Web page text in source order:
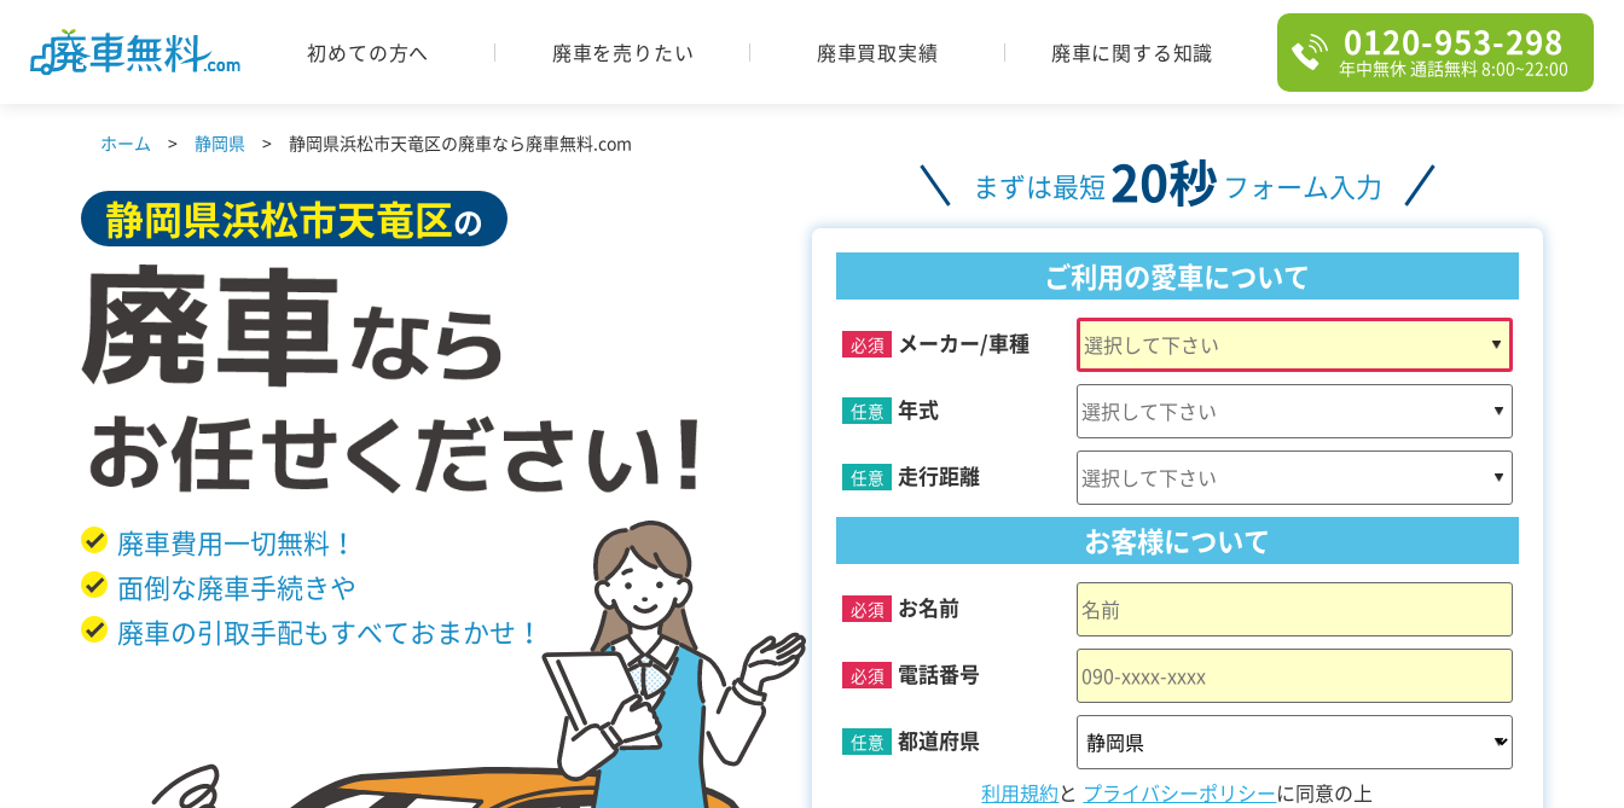
初めての方へ 廃車を売りたい 廃車買取実績 廃車に関する知識 0120-953-298
年中無休 通話無料 8:00~22:00
ホーム 静岡県 静岡県浜松市天竜区の廃車なら廃車無料.com
静岡県浜松市天竜区の
廃車費用一切無料！
面倒な廃車手続きや
廃車の引取手配もすべておまかせ！
まずは最短20秒 フォーム入力
ご利用の愛車について
メーカー/車種
必須
年式
任意
走行距離
任意
お客様について
お名前
必須
電話番号
必須
都道府県
任意
利用規約と プライバシーポリシーに同意の上